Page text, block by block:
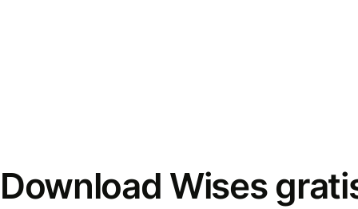
Download Wises